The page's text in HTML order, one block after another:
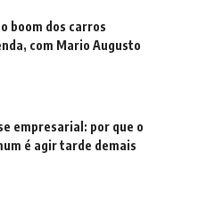
boom dos carros
com Mario Augusto
empresarial: por que o
é agir tarde demais